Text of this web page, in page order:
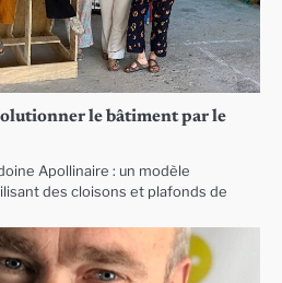
le bâtiment par le
Apollinaire : un modèle
des cloisons et plafonds de